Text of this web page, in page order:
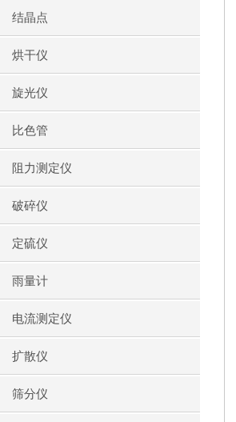
结晶点
烘干仪
旋光仪
比色管
阻力测定仪
破碎仪
定硫仪
雨量计
电流测定仪
扩散仪
筛分仪